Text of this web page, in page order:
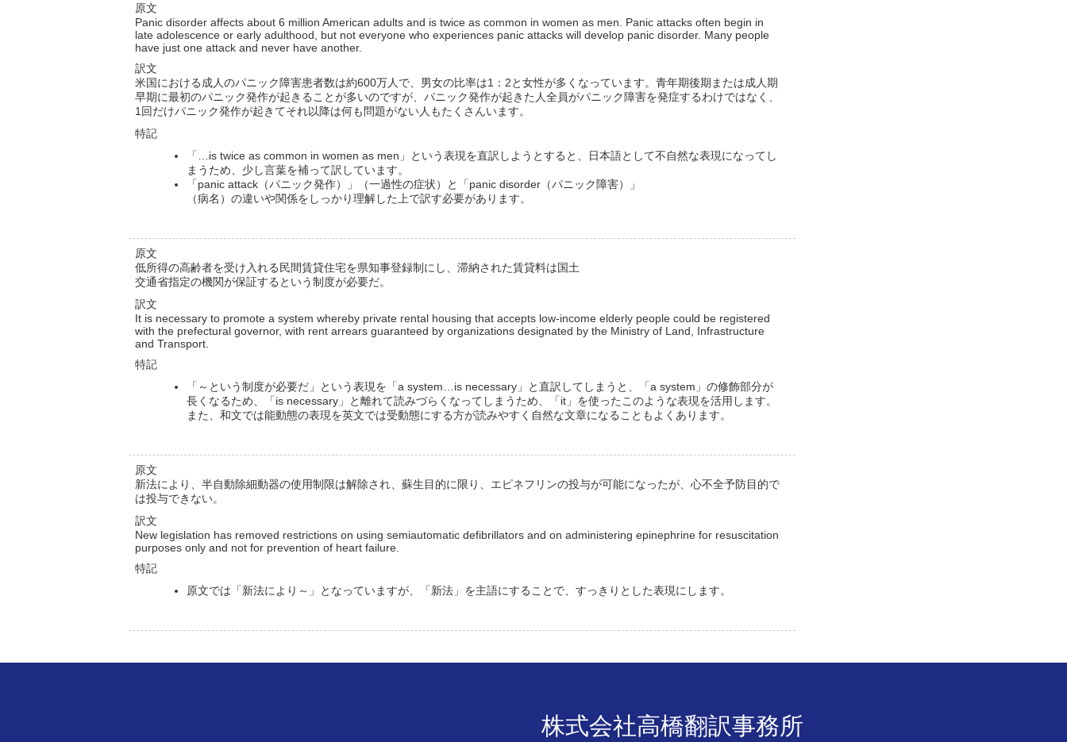
原文
Panic disorder affects about 6 million American adults and is twice as common in women as men. Panic attacks often begin in
late adolescence or early adulthood, but not everyone who experiences panic attacks will develop panic disorder. Many people
have just one attack and never have another.
訳文
米国における成人のパニック障害患者数は約600万人で、男女の比率は1：2と女性が多くなっています。青年期後期または成人期
早期に最初のパニック発作が起きることが多いのですが、パニック発作が起きた人全員がパニック障害を発症するわけではなく、
1回だけパニック発作が起きてそれ以降は何も問題がない人もたくさんいます。
特記
「…is twice as common in women as men」という表現を直訳しようとすると、日本語として不自然な表現になってし
まうため、少し言葉を補って訳しています。
「panic attack（パニック発作）」（一過性の症状）と「panic disorder（パニック障害）」
（病名）の違いや関係をしっかり理解した上で訳す必要があります。
原文
低所得の高齢者を受け入れる民間賃貸住宅を県知事登録制にし、滞納された賃貸料は国土
交通省指定の機関が保証するという制度が必要だ。
訳文
It is necessary to promote a system whereby private rental housing that accepts low-income elderly people could be registered
with the prefectural governor, with rent arrears guaranteed by organizations designated by the Ministry of Land, Infrastructure
and Transport.
特記
「～という制度が必要だ」という表現を「a system…is necessary」と直訳してしまうと、「a system」の修飾部分が
長くなるため、「is necessary」と離れて読みづらくなってしまうため、「it」を使ったこのような表現を活用します。
また、和文では能動態の表現を英文では受動態にする方が読みやすく自然な文章になることもよくあります。
原文
新法により、半自動除細動器の使用制限は解除され、蘇生目的に限り、エピネフリンの投与が可能になったが、心不全予防目的で
は投与できない。
訳文
New legislation has removed restrictions on using semiautomatic defibrillators and on administering epinephrine for resuscitation
purposes only and not for prevention of heart failure.
特記
原文では「新法により～」となっていますが、「新法」を主語にすることで、すっきりとした表現にします。
株式会社高橋翻訳事務所